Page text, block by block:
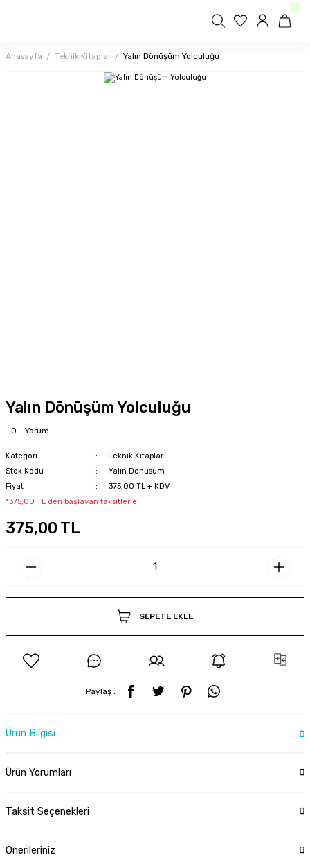
Anasayfa Teknik Kitaplar Yalın Dönüşüm Yolculuğu
Yalın Dönüşüm Yolculuğu
0 - Yorum
Kategori
Teknik Kitaplar
Stok Kodu
Yalın Donusum
Fiyat
375,00 TL + KDV
*375,00 TL den başlayan taksitlerle!!
375,00 TL
SEPETE EKLE
Paylaş :
Ürün Bilgisi
Ürün Yorumları
Taksit Seçenekleri
Önerileriniz